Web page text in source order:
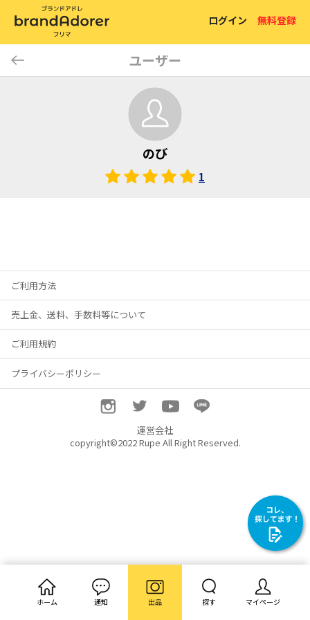
ログイン 無料登録
ユーザー
のび
1
ご利用方法
売上金、送料、手数料等について
ご利用規約
プライバシーポリシー
運営会社
copyright©2022 Rupe All Right Reserved.
ホーム 通知 出品 探す マイページ